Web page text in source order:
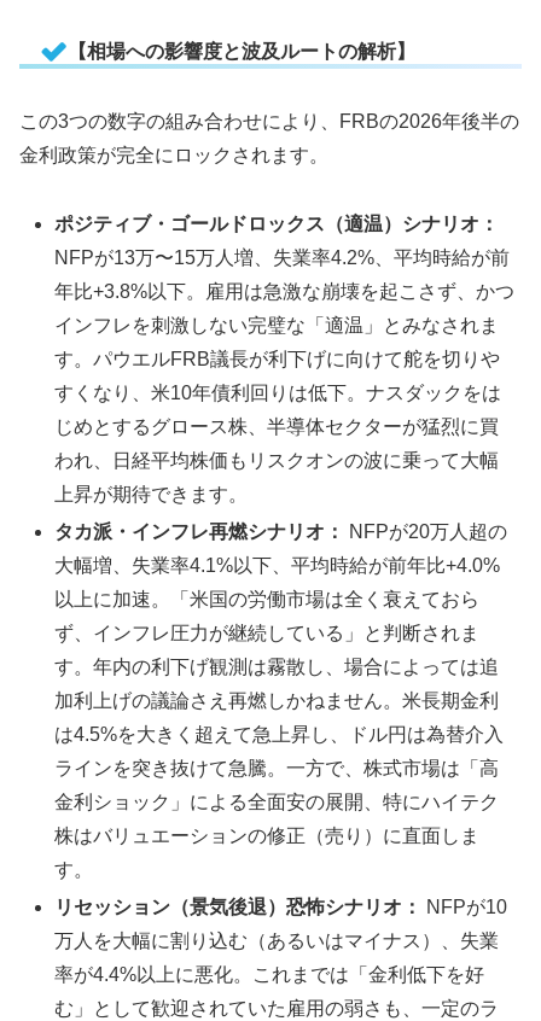
【相場への影響度と波及ルートの解析】
この3つの数字の組み合わせにより、FRBの2026年後半の
金利政策が完全にロックされます。
ポジティブ・ゴールドロックス（適温）シナリオ：
NFPが13万〜15万人増、失業率4.2%、平均時給が前
年比+3.8%以下。雇用は急激な崩壊を起こさず、かつ
インフレを刺激しない完璧な「適温」とみなされま
す。パウエルFRB議長が利下げに向けて舵を切りや
すくなり、米10年債利回りは低下。ナスダックをは
じめとするグロース株、半導体セクターが猛烈に買
われ、日経平均株価もリスクオンの波に乗って大幅
上昇が期待できます。
タカ派・インフレ再燃シナリオ：
NFPが20万人超の
大幅増、失業率4.1%以下、平均時給が前年比+4.0%
以上に加速。「米国の労働市場は全く衰えておら
ず、インフレ圧力が継続している」と判断されま
す。年内の利下げ観測は霧散し、場合によっては追
加利上げの議論さえ再燃しかねません。米長期金利
は4.5%を大きく超えて急上昇し、ドル円は為替介入
ラインを突き抜けて急騰。一方で、株式市場は「高
金利ショック」による全面安の展開、特にハイテク
株はバリュエーションの修正（売り）に直面しま
す。
リセッション（景気後退）恐怖シナリオ：
NFPが10
万人を大幅に割り込む（あるいはマイナス）、失業
率が4.4%以上に悪化。これまでは「金利低下を好
む」として歓迎されていた雇用の弱さも、一定のラ